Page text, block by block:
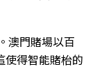
澳門賭場以百
使得智能賭枱的